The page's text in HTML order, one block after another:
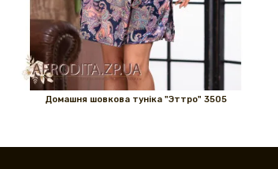
Домашня шовкова туніка "Эттро" 3505